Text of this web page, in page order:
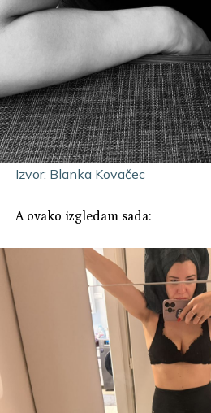
Izvor: Blanka Kovačec
A ovako izgledam sada: